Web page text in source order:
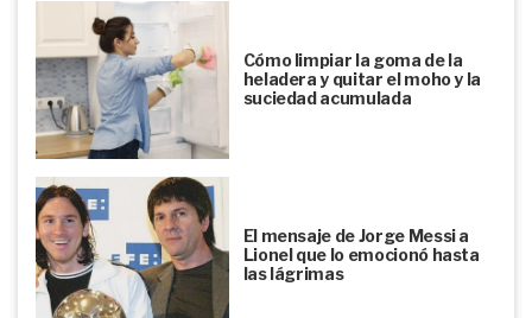
Cómo limpiar la goma de la
heladera y quitar el moho y la
suciedad acumulada
El mensaje de Jorge Messi a
Lionel que lo emocionó hasta
las lágrimas